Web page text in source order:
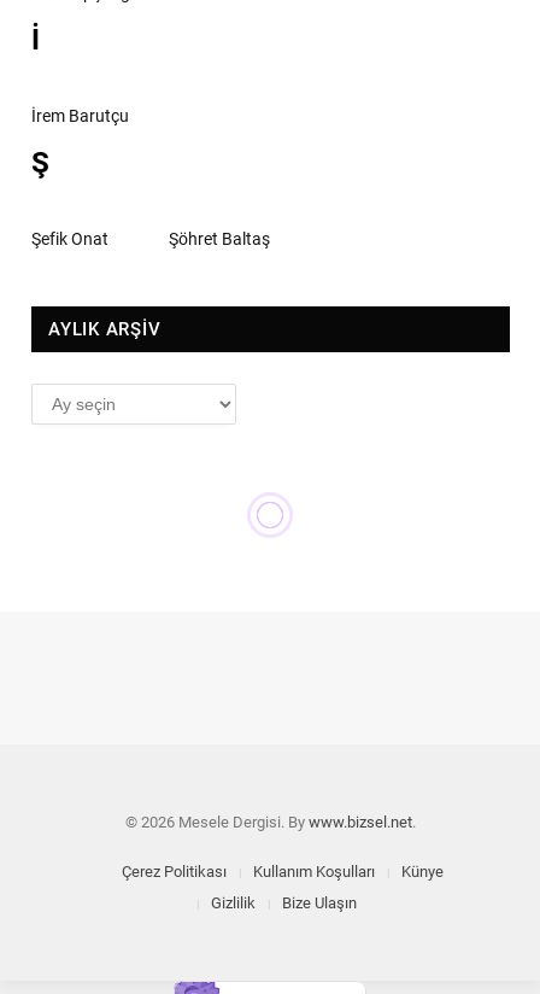
İ
İrem Barutçu
Ş
Şefik Onat Şöhret Baltaş
AYLIK ARŞİV
AYLIK
ARŞİV
© 2026 Mesele Dergisi. By www.bizsel.net.
Çerez Politikası Kullanım Koşulları
Künye
Gizlilik
Bize Ulaşın